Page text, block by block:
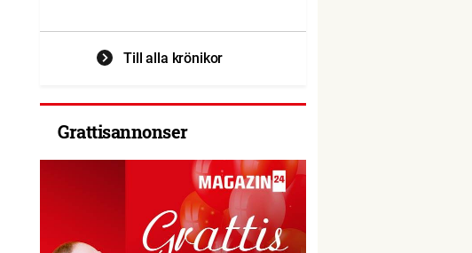
Till alla krönikor
Grattisannonser